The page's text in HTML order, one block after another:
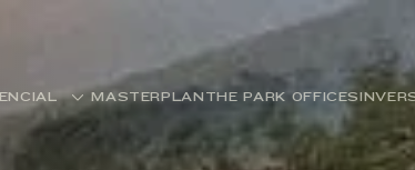
MASTERPLAN THE PARK OFFICES